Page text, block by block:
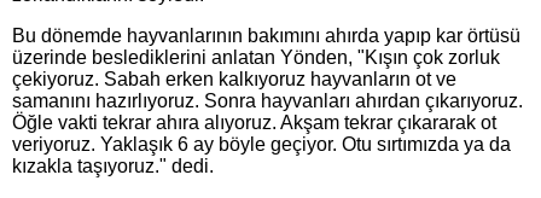
Bu dönemde hayvanlarının bakımını ahırda yapıp kar örtüsü
üzerinde beslediklerini anlatan Yönden, "Kışın çok zorluk
çekiyoruz. Sabah erken kalkıyoruz hayvanların ot ve
samanını hazırlıyoruz. Sonra hayvanları ahırdan çıkarıyoruz.
Öğle vakti tekrar ahıra alıyoruz. Akşam tekrar çıkararak ot
veriyoruz. Yaklaşık 6 ay böyle geçiyor. Otu sırtımızda ya da
kızakla taşıyoruz." dedi.